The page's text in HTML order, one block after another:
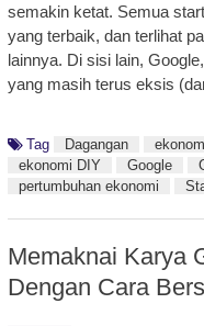
semakin ketat. Semua
yang terbaik, dan terlihat
lainnya. Di sisi lain,
yang masih terus eksis
Tag Dagangan
ekonomi DIY
Google
pertumbuhan ekonomi
Memaknai Karya
Dengan Cara